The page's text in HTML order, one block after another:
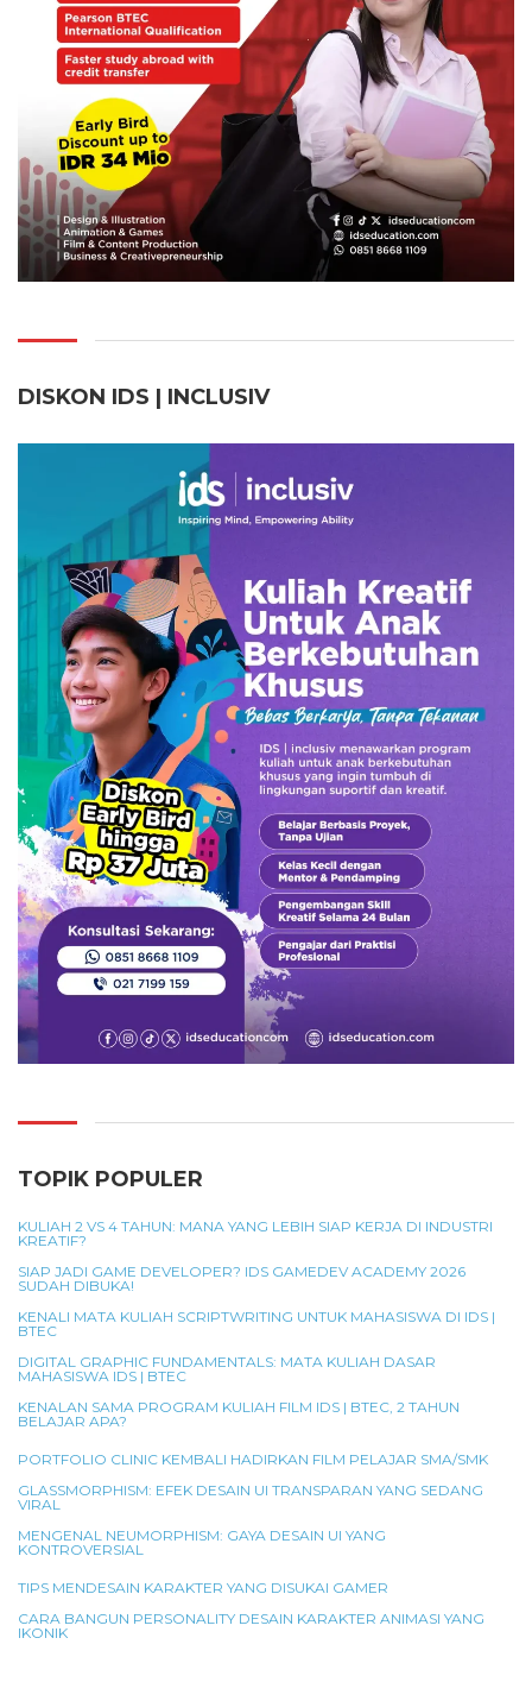
DISKON IDS | INCLUSIV
TOPIK POPULER
KULIAH 2 VS 4 TAHUN: MANA YANG LEBIH SIAP KERJA DI INDUSTRI
KREATIF?
SIAP JADI GAME DEVELOPER? IDS GAMEDEV ACADEMY 2026
SUDAH DIBUKA!
KENALI MATA KULIAH SCRIPTWRITING UNTUK MAHASISWA DI IDS |
BTEC
DIGITAL GRAPHIC FUNDAMENTALS: MATA KULIAH DASAR
MAHASISWA IDS | BTEC
KENALAN SAMA PROGRAM KULIAH FILM IDS | BTEC, 2 TAHUN
BELAJAR APA?
PORTFOLIO CLINIC KEMBALI HADIRKAN FILM PELAJAR SMA/SMK
GLASSMORPHISM: EFEK DESAIN UI TRANSPARAN YANG SEDANG
VIRAL
MENGENAL NEUMORPHISM: GAYA DESAIN UI YANG
KONTROVERSIAL
TIPS MENDESAIN KARAKTER YANG DISUKAI GAMER
CARA BANGUN PERSONALITY DESAIN KARAKTER ANIMASI YANG
IKONIK